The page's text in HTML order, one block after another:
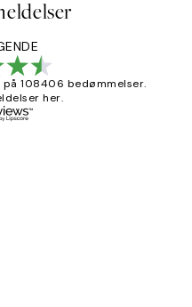
på 108406 bedømmelser.
her.